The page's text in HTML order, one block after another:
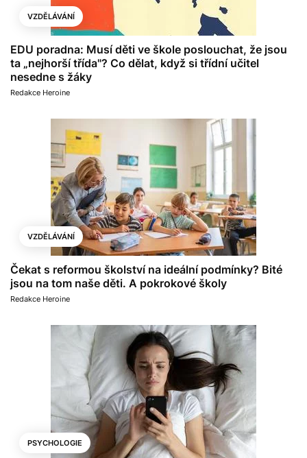
VZDĚLÁVÁNÍ
EDU poradna: Musí děti ve škole poslouchat, že jsou
ta „nejhorší třída"? Co dělat, když si třídní učitel
nesedne s žáky
Redakce Heroine
VZDĚLÁVÁNÍ
Čekat s reformou školství na ideální podmínky? Bité
jsou na tom naše děti. A pokrokové školy
Redakce Heroine
PSYCHOLOGIE